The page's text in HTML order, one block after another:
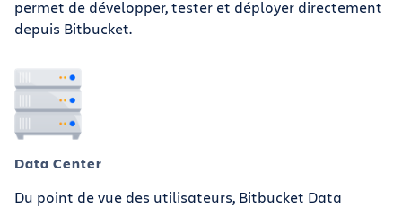
permet de développer, tester et déployer directement
depuis Bitbucket.
Data Center
Du point de vue des utilisateurs, Bitbucket Data